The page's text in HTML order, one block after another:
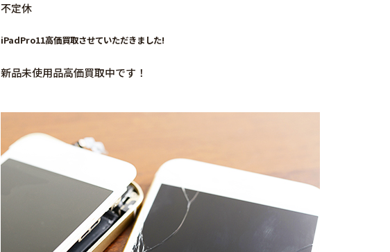
不定休
iPadPro11高価買取させていただきました!
新品未使用品高価買取中です！